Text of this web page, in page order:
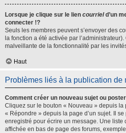
Lorsque je clique sur le lien courrield’un
connecter !?
Seuls les membres peuvent s’envoyer des
la fonction a été activée par
malveillante de la fonctionnalité par les
Haut
Problèmes liés à la publication de
Comment créer un nouveau sujet ou
Cliquez sur le bouton « Nouveau » depuis la
« Répondre » depuis la page d’un sujet. Il
enregistré pour écrire un message. Une liste
affichée en bas de page des forums,